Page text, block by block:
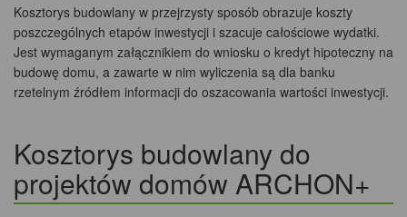
Kosztorys budowlany w przejrzysty sposób obrazuje koszty
poszczególnych etapów inwestycji i szacuje całościowe wydatki.
Jest wymaganym załącznikiem do wniosku o kredyt hipoteczny na
budowę domu, a zawarte w nim wyliczenia są dla banku
rzetelnym źródłem informacji do oszacowania wartości inwestycji.
Kosztorys budowlany do
projektów domów ARCHON+